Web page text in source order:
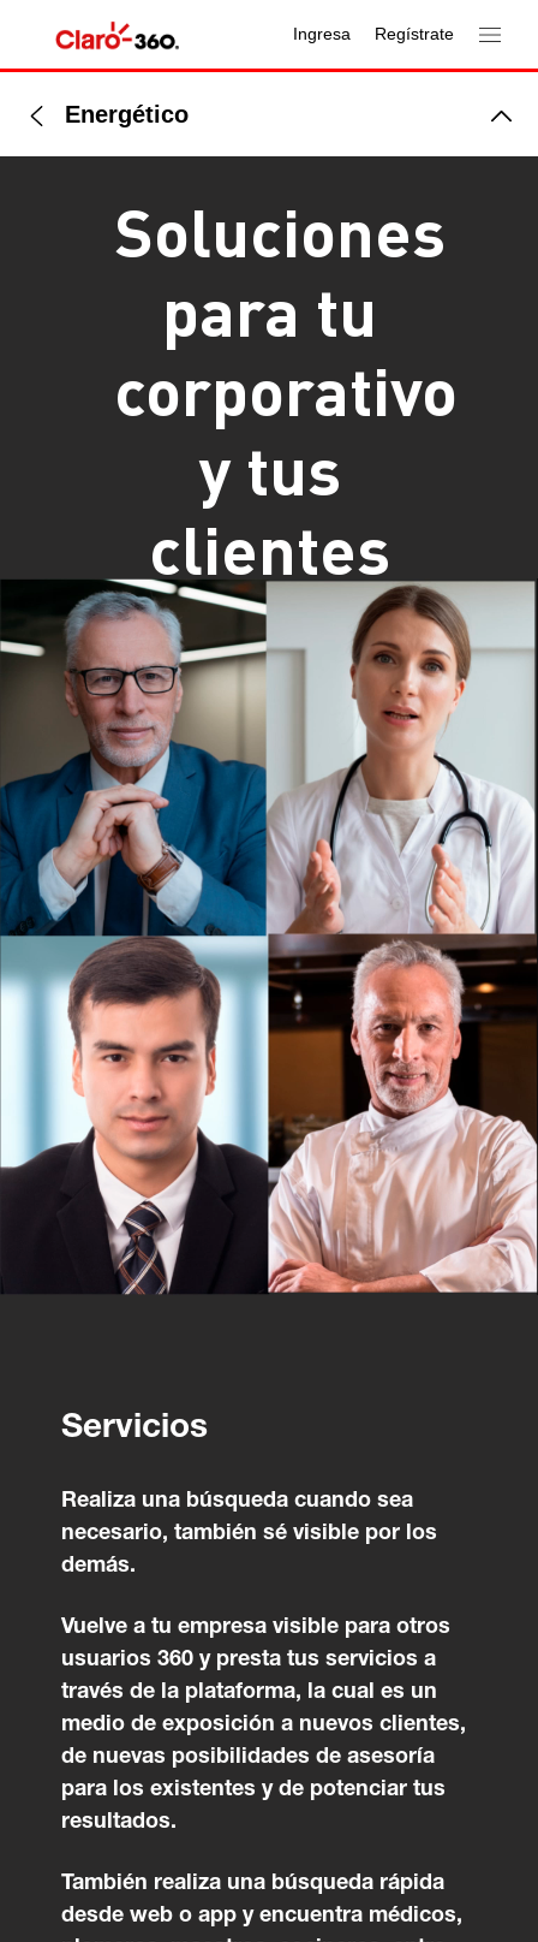
Ingresa Regístrate
Energético
Soluciones
para tu
corporativo
y tus
clientes
Servicios
Realiza una búsqueda cuando sea
necesario, también sé visible por los
demás.
Vuelve a tu empresa visible para otros
usuarios 360 y presta tus servicios a
través de la plataforma, la cual es un
medio de exposición a nuevos clientes,
de nuevas posibilidades de asesoría
para los existentes y de potenciar tus
resultados.
También realiza una búsqueda rápida
desde web o app y encuentra médicos,